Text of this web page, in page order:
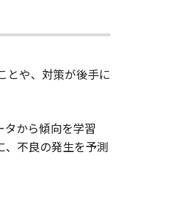
とや、対策が後手に
から傾向を学習
、不良の発生を予測